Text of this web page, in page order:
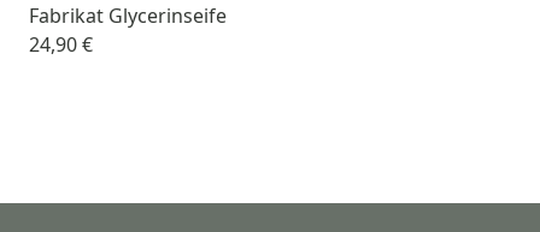
Fabrikat Glycerinseife
24,90 €